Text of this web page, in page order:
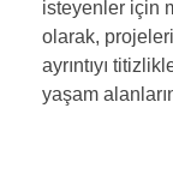
isteyenler için
olarak,
ayrıntıyı
yaşam